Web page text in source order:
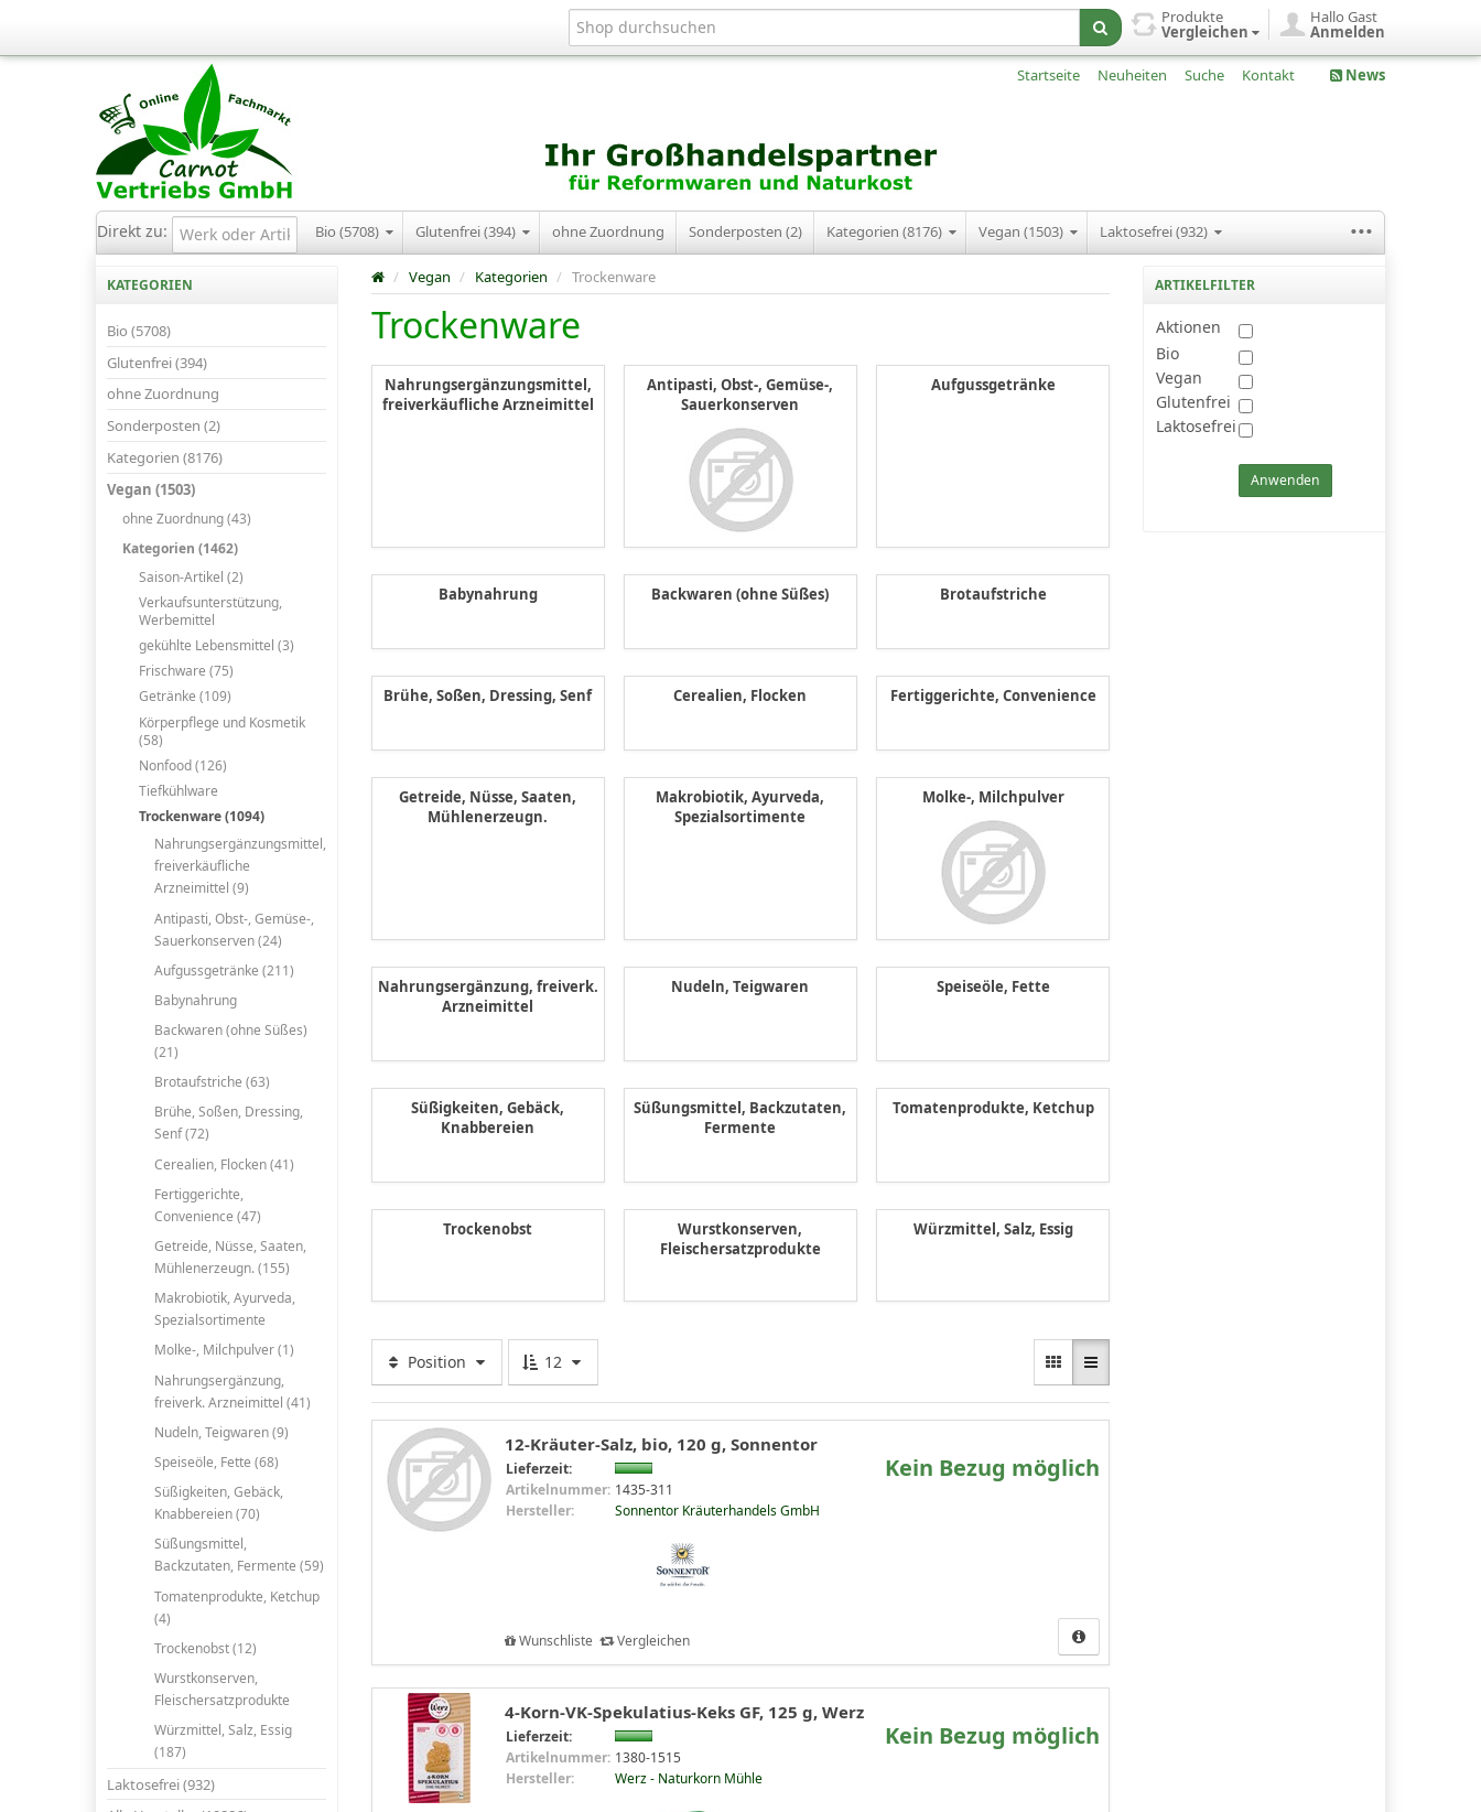
Hallo Gast
Anmelden
Produkte
Vergleichen
Startseite Neuheiten Suche Kontakt News
Direkt zu: Bio (5708) Glutenfrei (394) ohne Zuordnung Sonderposten (2) Kategorien (8176) Vegan (1503) Laktosefrei (932) ...
KATEGORIEN
Bio (5708)
Glutenfrei (394)
ohne Zuordnung
Sonderposten (2)
Kategorien (8176)
Vegan (1503)
ohne Zuordnung (43)
Kategorien (1462)
Saison-Artikel (2)
Verkaufsunterstützung,
Werbemittel
gekühlte Lebensmittel (3)
Frischware (75)
Getränke (109)
Körperpflege und Kosmetik
(58)
Nonfood (126)
Tiefkühlware
Trockenware (1094)
Nahrungsergänzungsmittel,
freiverkäufliche
Arzneimittel (9)
Antipasti, Obst-, Gemüse-,
Sauerkonserven (24)
Aufgussgetränke (211)
Babynahrung
Backwaren (ohne Süßes)
(21)
Brotaufstriche (63)
Brühe, Soßen, Dressing,
Senf (72)
Cerealien, Flocken (41)
Fertiggerichte,
Convenience (47)
Getreide, Nüsse, Saaten,
Mühlenerzeugn. (155)
Makrobiotik, Ayurveda,
Spezialsortimente
Molke-, Milchpulver (1)
Nahrungsergänzung,
freiverk. Arzneimittel (41)
Nudeln, Teigwaren (9)
Speiseöle, Fette (68)
Süßigkeiten, Gebäck,
Knabbereien (70)
Süßungsmittel,
Backzutaten, Fermente (59)
Tomatenprodukte, Ketchup
(4)
Trockenobst (12)
Wurstkonserven,
Fleischersatzprodukte
Würzmittel, Salz, Essig
(187)
Laktosefrei (932)
/ Vegan / Kategorien / Trockenware
Trockenware
Nahrungsergänzungsmittel,
freiverkäufliche Arzneimittel
Antipasti, Obst-, Gemüse-,
Sauerkonserven
Aufgussgetränke
Babynahrung Backwaren (ohne Süßes) Brotaufstriche
Brühe, Soßen, Dressing, Senf Cerealien, Flocken Fertiggerichte, Convenience
Getreide, Nüsse, Saaten,
Mühlenerzeugn.
Makrobiotik, Ayurveda,
Spezialsortimente
Molke-, Milchpulver
Nahrungsergänzung, freiverk.
Arzneimittel
Nudeln, Teigwaren Speiseöle, Fette
Süßigkeiten, Gebäck,
Knabbereien
Süßungsmittel, Backzutaten,
Fermente
Tomatenprodukte, Ketchup
Trockenobst
Wurstkonserven,
Fleischersatzprodukte
Würzmittel, Salz, Essig
Position 12
12-Kräuter-Salz, bio, 120 g, Sonnentor
Lieferzeit:
Artikelnummer: 1435-311
Hersteller:
Sonnentor Kräuterhandels GmbH
Kein Bezug möglich
Wunschliste Vergleichen
4-Korn-VK-Spekulatius-Keks GF, 125 g, Werz
Lieferzeit:
Artikelnummer: 1380-1515
Hersteller:
Werz - Naturkorn Mühle
Kein Bezug möglich
ARTIKELFILTER
Aktionen
Bio
Vegan
Glutenfrei
Laktosefrei